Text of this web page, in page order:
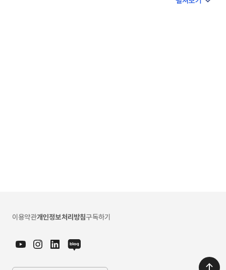
이용약관개인정보처리방침구독하기